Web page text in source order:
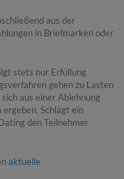
aus der
in Briefmarken oder
stets nur Erfüllung
gehen zu Lasten
aus einer Ablehnung
Schlägt ein
den Teilnehmer
aktuelle